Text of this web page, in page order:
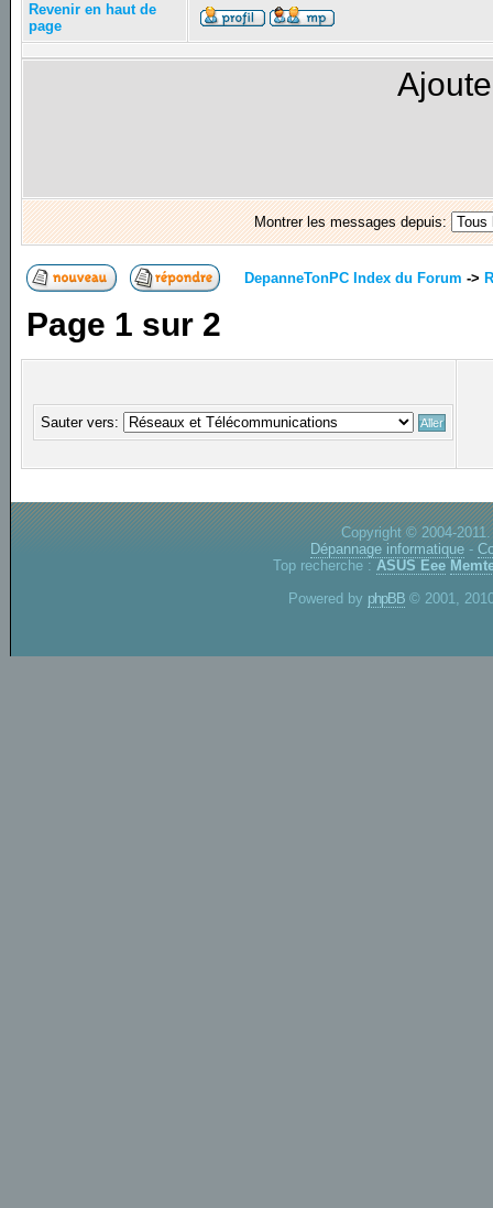
Revenir en haut de
page
Montrer les messages depuis:
DepanneTonPC Index du Forum ->
Page 1 sur 2
Sauter vers:
Copyright © 2004-
Dépannage informatique -
Top recherche : ASUS Eee
Powered by phpBB © 2001,